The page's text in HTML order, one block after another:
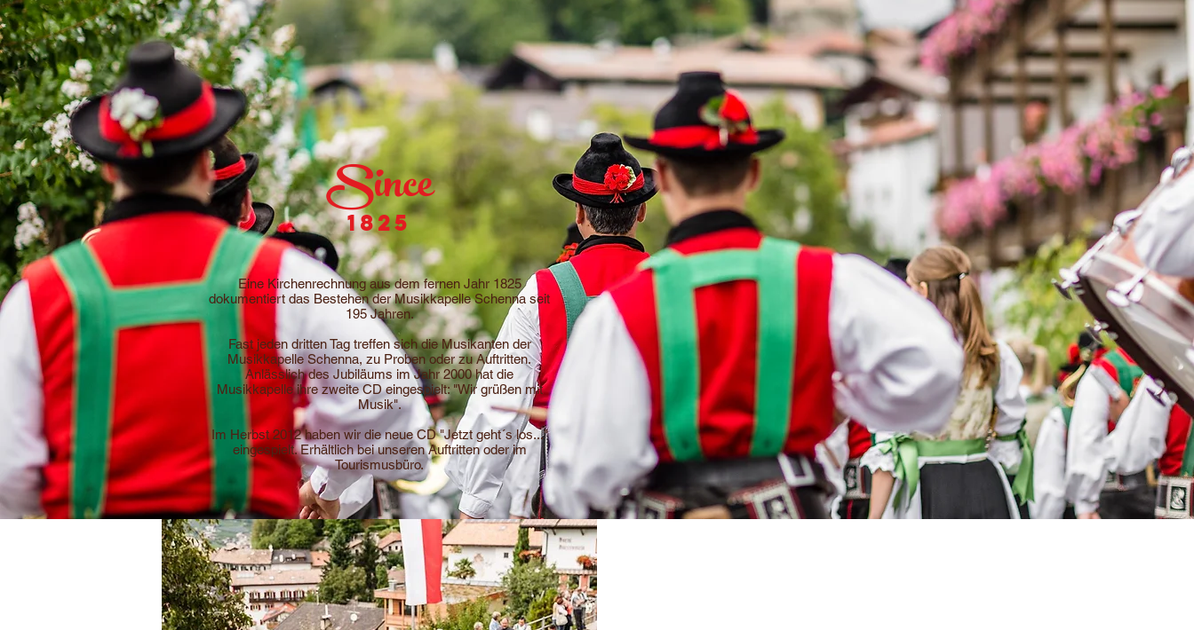
Since
1825
Eine Kirchenrechnung aus dem fernen Jahr 1825
dokumentiert das Bestehen der Musikkapelle Schenna seit
195 Jahren.
Fast jeden dritten Tag treffen sich die Musikanten der
Musikkapelle Schenna, zu Proben oder zu Auftritten.
Anlässlich des Jubiläums im Jahr 2000 hat die
Musikkapelle ihre zweite CD eingespielt: "Wir grüßen mit
Musik".
Im Herbst 2012 haben wir die neue CD "Jetzt geht´s los..."
eingespielt. Erhältlich bei unseren Auftritten oder im
Tourismusbüro.